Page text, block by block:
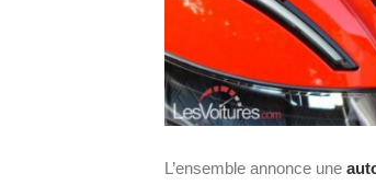
L’ensemble annonce une